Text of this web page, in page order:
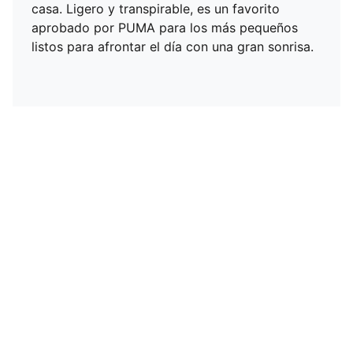
casa. Ligero y transpirable, es un favorito
aprobado por PUMA para los más pequeños
listos para afrontar el día con una gran sonrisa.